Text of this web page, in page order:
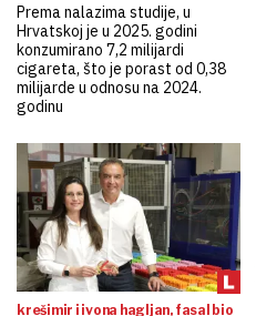
Prema nalazima studije, u
Hrvatskoj je u 2025. godini
konzumirano 7,2 milijardi
cigareta, što je porast od 0,38
milijarde u odnosu na 2024.
godinu
krešimir i ivona hagljan, fasal bio